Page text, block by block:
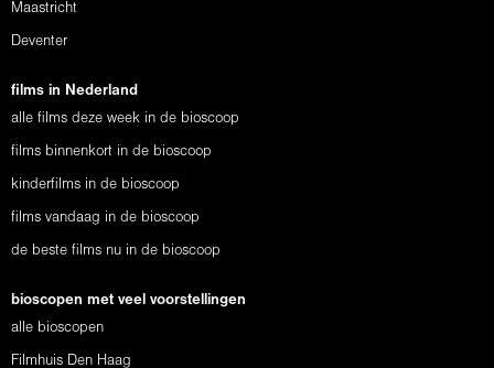
Maastricht
Deventer
films in Nederland
alle films deze week in de bioscoop
films binnenkort in de bioscoop
kinderfilms in de bioscoop
films vandaag in de bioscoop
de beste films nu in de bioscoop
bioscopen met veel voorstellingen
alle bioscopen
Filmhuis Den Haag